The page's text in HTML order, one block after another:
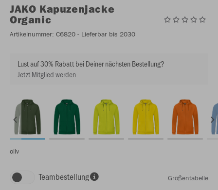
JAKO Kapuzenjacke
Organic
Artikelnummer: C6820 - Lieferbar bis 2030
Lust auf 30% Rabatt bei Deiner nächsten Bestellung?
Jetzt Mitglied werden
oliv
Teambestellung Größentabelle